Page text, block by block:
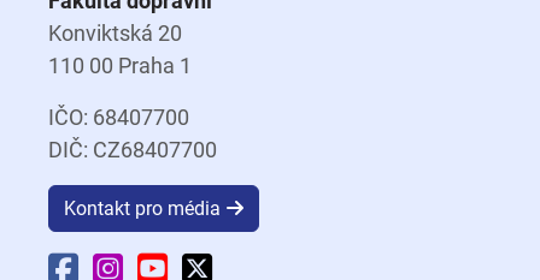
Konviktská 20
110 00 Praha 1
IČO: 68407700
DIČ: CZ68407700
Kontakt pro média
Facebook Fakulty dopravní
Instagram Fakulty dopravní
YouTube Fakulty dopravní